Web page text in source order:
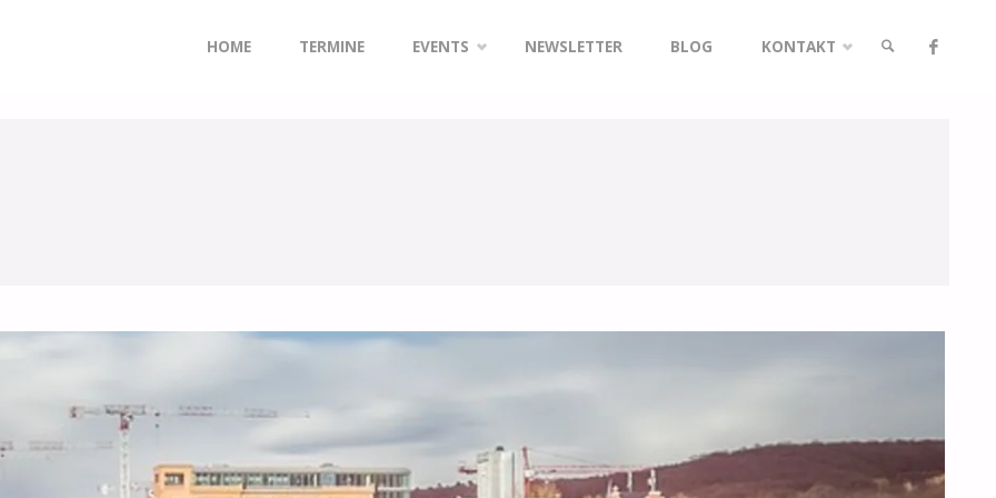
HOME TERMINE EVENTS NEWSLETTER BLOG KONTAKT